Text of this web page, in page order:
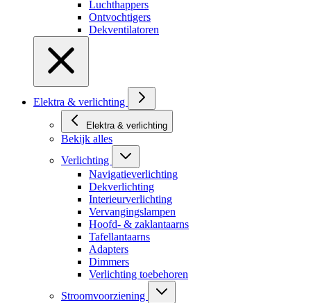
Luchthappers
Ontvochtigers
Dekventilatoren
Elektra & verlichting
Elektra & verlichting
Bekijk alles
Verlichting
Navigatieverlichting
Dekverlichting
Interieurverlichting
Vervangingslampen
Hoofd- & zaklantaarns
Tafellantaarns
Adapters
Dimmers
Verlichting toebehoren
Stroomvoorziening